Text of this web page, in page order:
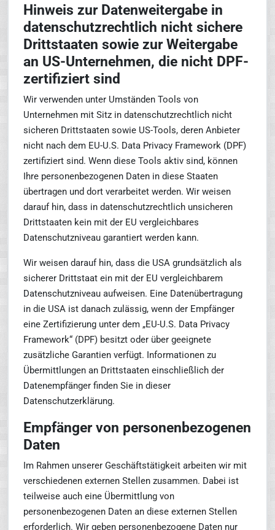
Hinweis zur Datenweitergabe in
datenschutzrechtlich nicht sichere
Drittstaaten sowie zur Weitergabe
an US-Unternehmen, die nicht DPF-
zertifiziert sind
Wir verwenden unter Umständen Tools von
Unternehmen mit Sitz in datenschutzrechtlich nicht
sicheren Drittstaaten sowie US-Tools, deren Anbieter
nicht nach dem EU-U.S. Data Privacy Framework (DPF)
zertifiziert sind. Wenn diese Tools aktiv sind, können
Ihre personenbezogenen Daten in diese Staaten
übertragen und dort verarbeitet werden. Wir weisen
darauf hin, dass in datenschutzrechtlich unsicheren
Drittstaaten kein mit der EU vergleichbares
Datenschutzniveau garantiert werden kann.
Wir weisen darauf hin, dass die USA grundsätzlich als
sicherer Drittstaat ein mit der EU vergleichbarem
Datenschutzniveau aufweisen. Eine Datenübertragung
in die USA ist danach zulässig, wenn der Empfänger
eine Zertifizierung unter dem „EU-U.S. Data Privacy
Framework“ (DPF) besitzt oder über geeignete
zusätzliche Garantien verfügt. Informationen zu
Übermittlungen an Drittstaaten einschließlich der
Datenempfänger finden Sie in dieser
Datenschutzerklärung.
Empfänger von personenbezogenen
Daten
Im Rahmen unserer Geschäftstätigkeit arbeiten wir mit
verschiedenen externen Stellen zusammen. Dabei ist
teilweise auch eine Übermittlung von
personenbezogenen Daten an diese externen Stellen
erforderlich. Wir geben personenbezogene Daten nur